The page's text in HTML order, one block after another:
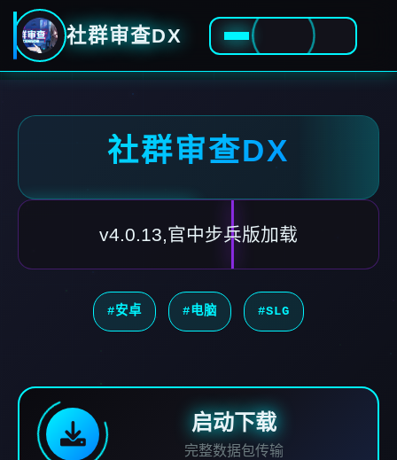
社群审查DX
社群审查DX
v4.0.13,官中步兵版加载
#安卓 #电脑 #SLG
启动下载
完整数据包传输